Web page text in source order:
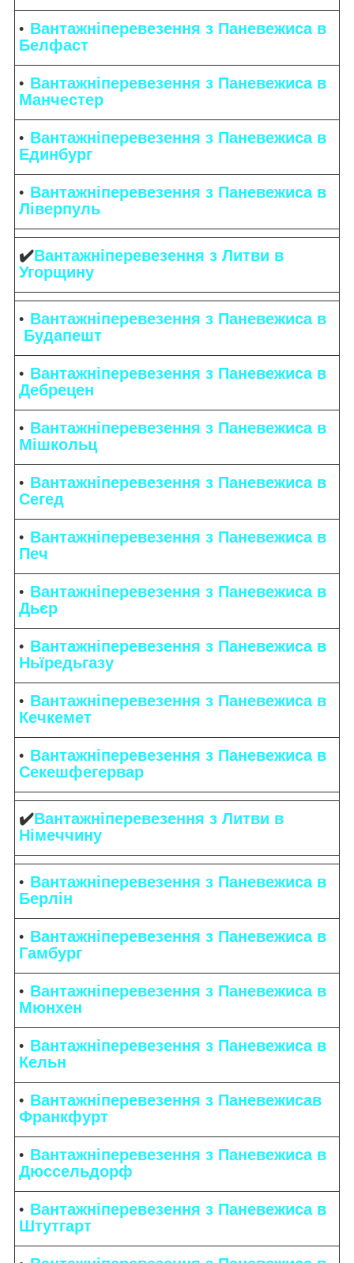
Вантажніперевезення з Паневежиса в
Белфаст
Вантажніперевезення з Паневежиса в
Манчестер
Вантажніперевезення з Паневежиса в
Единбург
Вантажніперевезення з Паневежиса в
Ліверпуль
✔️Вантажніперевезення з Литви в
Угорщину
Вантажніперевезення з Паневежиса в
Будапешт
Вантажніперевезення з Паневежиса в
Дебрецен
Вантажніперевезення з Паневежиса в
Мішкольц
Вантажніперевезення з Паневежиса в
Сегед
Вантажніперевезення з Паневежиса в
Печ
Вантажніперевезення з Паневежиса в
Дьєр
Вантажніперевезення з Паневежиса в
Ньїредьгазу
Вантажніперевезення з Паневежиса в
Кечкемет
Вантажніперевезення з Паневежиса в
Секешфегервар
✔️Вантажніперевезення з Литви в
Німеччину
Вантажніперевезення з Паневежиса в
Берлін
Вантажніперевезення з Паневежиса в
Гамбург
Вантажніперевезення з Паневежиса в
Мюнхен
Вантажніперевезення з Паневежиса в
Кельн
Вантажніперевезення з Паневежисав
Франкфурт
Вантажніперевезення з Паневежиса в
Дюссельдорф
Вантажніперевезення з Паневежиса в
Штутгарт